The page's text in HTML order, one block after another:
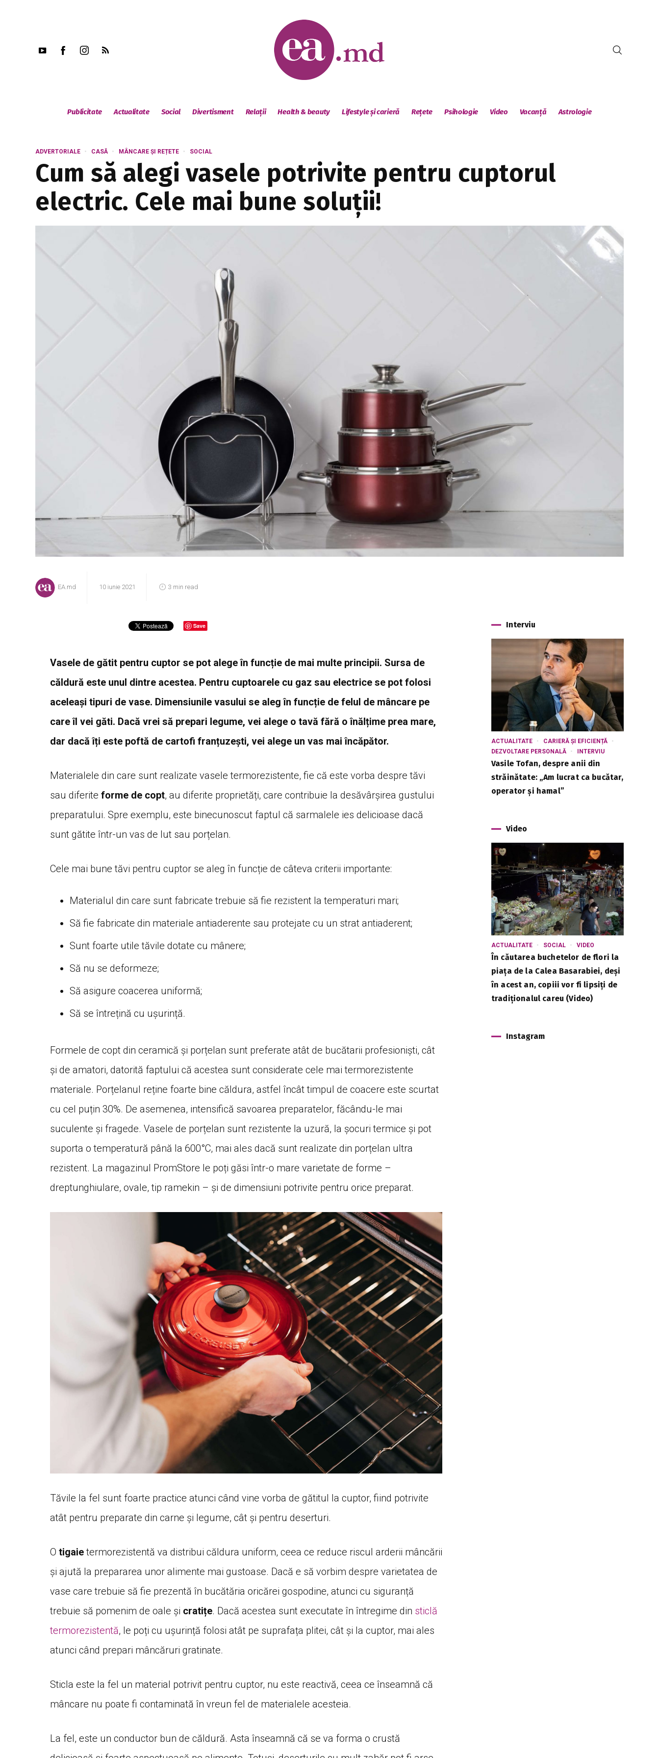
Publicitate Actualitate Social Divertisment Relații Health & beauty Lifestyle și carieră Rețete Psihologie Video Vacanță Astrologie
ADVERTORIALE CASĂ MÂNCARE ȘI REȚETE SOCIAL
Cum să alegi vasele potrivite pentru cuptorul
electric. Cele mai bune soluții!
EA.md 10 iunie 2021 3 min read
Save
Vasele de gătit pentru cuptor se pot alege în funcție de mai multe principii. Sursa de
căldură este unul dintre acestea. Pentru cuptoarele cu gaz sau electrice se pot folosi
aceleași tipuri de vase. Dimensiunile vasului se aleg în funcție de felul de mâncare pe
care îl vei găti. Dacă vrei să prepari legume, vei alege o tavă fără o înălțime prea mare,
dar dacă îți este poftă de cartofi franțuzești, vei alege un vas mai încăpător.
Materialele din care sunt realizate vasele termorezistente, fie că este vorba despre tăvi
sau diferite forme de copt, au diferite proprietăți, care contribuie la desăvârșirea gustului
preparatului. Spre exemplu, este binecunoscut faptul că sarmalele ies delicioase dacă
sunt gătite într-un vas de lut sau porțelan.
Cele mai bune tăvi pentru cuptor se aleg în funcție de câteva criterii importante:
Materialul din care sunt fabricate trebuie să fie rezistent la temperaturi mari;
Să fie fabricate din materiale antiaderente sau protejate cu un strat antiaderent;
Sunt foarte utile tăvile dotate cu mânere;
Să nu se deformeze;
Să asigure coacerea uniformă;
Să se întrețină cu ușurință.
Formele de copt din ceramică și porțelan sunt preferate atât de bucătarii profesioniști, cât
și de amatori, datorită faptului că acestea sunt considerate cele mai termorezistente
materiale. Porțelanul reține foarte bine căldura, astfel încât timpul de coacere este scurtat
cu cel puțin 30%. De asemenea, intensifică savoarea preparatelor, făcându-le mai
suculente și fragede. Vasele de porțelan sunt rezistente la uzură, la șocuri termice și pot
suporta o temperatură până la 600°C, mai ales dacă sunt realizate din porțelan ultra
rezistent. La magazinul PromStore le poți găsi într-o mare varietate de forme –
dreptunghiulare, ovale, tip ramekin – și de dimensiuni potrivite pentru orice preparat.
Tăvile la fel sunt foarte practice atunci când vine vorba de gătitul la cuptor, fiind potrivite
atât pentru preparate din carne și legume, cât și pentru deserturi.
O tigaietermorezistentă va distribui căldura uniform, ceea ce reduce riscul arderii mâncării
și ajută la prepararea unor alimente mai gustoase. Dacă e să vorbim despre varietatea de
vase care trebuie să fie prezentă în bucătăria oricărei gospodine, atunci cu siguranță
trebuie să pomenim de oale și cratițe. Dacă acestea sunt executate în întregime din sticlă
termorezistentă, le poți cu ușurință folosi atât pe suprafața plitei, cât și la cuptor, mai ales
atunci când prepari mâncăruri gratinate.
Sticla este la fel un material potrivit pentru cuptor, nu este reactivă, ceea ce înseamnă că
mâncare nu poate fi contaminată în vreun fel de materialele acesteia.
La fel, este un conductor bun de căldură. Asta înseamnă că se va forma o crustă
Interviu
ACTUALITATE
CARIERĂ ȘI EFICIENȚĂ
DEZVOLTARE PERSONALĂ
INTERVIU
Vasile Tofan, despre anii din
străinătate: „Am lucrat ca bucătar,
operator și hamal”
Video
ACTUALITATE SOCIAL VIDEO
În căutarea buchetelor de flori la
piața de la Calea Basarabiei, deși
în acest an, copiii vor fi lipsiți de
tradiționalul careu (Video)
Instagram